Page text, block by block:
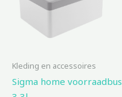
Kleding en accessoires
Sigma home voorraadbus